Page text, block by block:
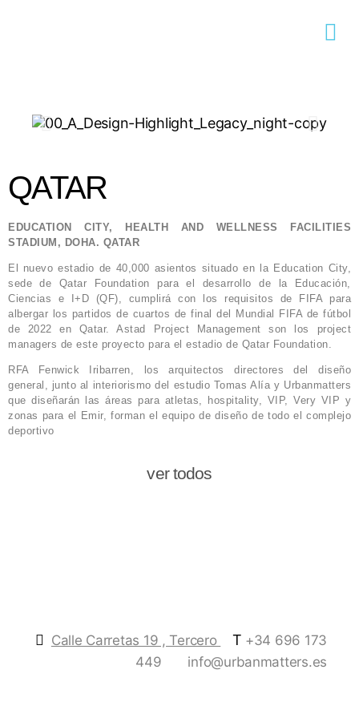
QATAR
EDUCATION CITY, HEALTH AND WELLNESS FACILITIES
STADIUM, DOHA. QATAR
El nuevo estadio de 40,000 asientos situado en la Education City,
sede de Qatar Foundation para el desarrollo de la Educación,
Ciencias e I+D (QF), cumplirá con los requisitos de FIFA para
albergar los partidos de cuartos de final del Mundial FIFA de fútbol
de 2022 en Qatar. Astad Project Management son los project
managers de este proyecto para el estadio de Qatar Foundation.
RFA Fenwick Iribarren, los arquitectos directores del diseño
general, junto al interiorismo del estudio Tomas Alía y Urbanmatters
que diseñarán las áreas para atletas, hospitality, VIP, Very VIP y
zonas para el Emir, forman el equipo de diseño de todo el complejo
deportivo
ver todos
Calle Carretas 19 , Tercero T +34 696 173
449
info@urbanmatters.es